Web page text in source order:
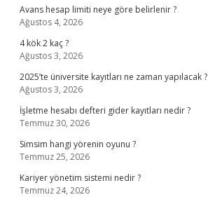
Avans hesap limiti neye göre belirlenir ?
Ağustos 4, 2026
4 kök 2 kaç ?
Ağustos 3, 2026
2025’te üniversite kayıtları ne zaman yapılacak ?
Ağustos 3, 2026
İşletme hesabı defteri gider kayıtları nedir ?
Temmuz 30, 2026
Simsim hangi yörenin oyunu ?
Temmuz 25, 2026
Kariyer yönetim sistemi nedir ?
Temmuz 24, 2026